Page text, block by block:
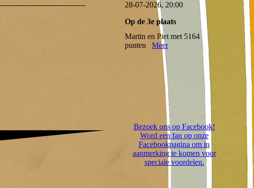
28-07-2026, 20:00
Op de 3e plaats
Martin en Piet met 5164
punten Meer
Bezoek ons op Facebook!
Word een fan op onze
Facebookpagina om in
aanmerking te komen voor
speciale voordelen.